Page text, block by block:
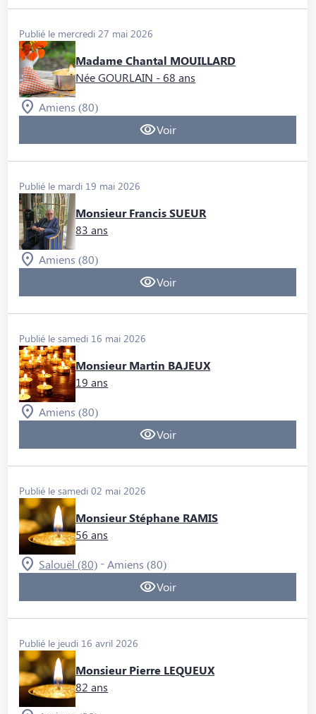
Publié le mercredi 27 mai 2026
Madame Chantal MOUILLARD
Née GOURLAIN - 68 ans
Amiens (80)
Voir
Publié le mardi 19 mai 2026
Monsieur Francis SUEUR
83 ans
Amiens (80)
Voir
Publié le samedi 16 mai 2026
Monsieur Martin BAJEUX
19 ans
Amiens (80)
Voir
Publié le samedi 02 mai 2026
Monsieur Stéphane RAMIS
56 ans
Salouël (80) - Amiens (80)
Voir
Publié le jeudi 16 avril 2026
Monsieur Pierre LEQUEUX
82 ans